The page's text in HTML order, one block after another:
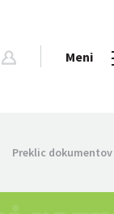
Meni
Preklic dokumentov